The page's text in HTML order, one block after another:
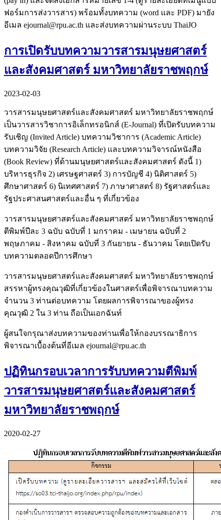
ฟอร์มการส่งวารสาร) พร้อมทั้งบทความ (word และ PDF) มายัง
อีเมล ejournal@rpu.ac.th และส่งบทความผ่านระบบ ThaiJO
การเปิดรับบทความวารสารมนุษยศาสตร์
และสังคมศาสตร์ มหาวิทยาลัยราชพฤกษ์
2023-02-03
วารสารมนุษยศาสตร์และสังคมศาสตร์ มหาวิทยาลัยราชพฤกษ์
เป็นวารสารวิชาการอิเล็กทรอนิกส์ (E-Journal) ที่เปิดรับบทความ
รับเชิญ (Invited Article) บทความวิชาการ (Academic Article)
บทความวิจัย (Research Article) และบทความวิจารณ์หนังสือ
(Book Review) ที่ด้านมนุษยศาสตร์และสังคมศาสตร์ ดังนี้ 1)
บริหารธุรกิจ 2) เศรษฐศาสตร์ 3) การบัญชี 4) นิติศาสตร์ 5)
ศึกษาศาสตร์ 6) นิเทศศาสตร์ 7) ภาษาศาสตร์ 8) รัฐศาสตร์และ
รัฐประศาสนศาสตร์และอื่น ๆ ที่เกี่ยวข้อง
วารสารมนุษยศาสตร์และสังคมศาสตร์ มหาวิทยาลัยราชพฤกษ์
ตีพิมพ์ปีละ 3 ฉบับ ฉบับที่ 1 มกราคม - เมษายน ฉบับที่ 2
พฤษภาคม - สิงหาคม ฉบับที่ 3 กันยายน - ธันวาคม โดยเปิดรับ
บทความตลอดปีการศึกษา
วารสารมนุษยศาสตร์และสังคมศาสตร์ มหาวิทยาลัยราชพฤกษ์
สรรหาผู้ทรงคุณวุฒิที่เกี่ยวข้องในศาสตร์เพื่อพิจารณาบทความ
จำนวน 3 ท่านต่อบทความ โดยผลการพิจารณาของผู้ทรง
คุณวุฒิ 2 ใน 3 ท่าน ถือเป็นเอกฉันท์
ผู้สนใจกรุณาส่งบทความของท่านเพื่อให้กองบรรณาธิการ
พิจารณาเบื้องต้นที่อีเมล ejournal@rpu.ac.th
ปฏิทินกรอบเวลาการรับบทความตีพิมพ์
วารสารมนุษยศาสตร์และสังคมศาสตร์
มหาวิทยาลัยราชพฤกษ์
2020-02-27